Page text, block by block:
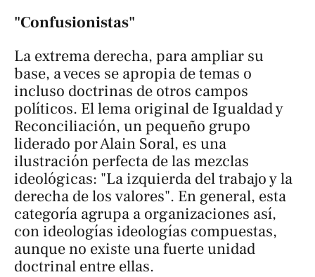
"Confusionistas"
La extrema derecha, para ampliar su
base, a veces se apropia de temas o
incluso doctrinas de otros campos
políticos. El lema original de Igualdad y
Reconciliación, un pequeño grupo
liderado por Alain Soral, es una
ilustración perfecta de las mezclas
ideológicas: "La izquierda deltrabajoy la
derecha de los valores". En general, esta
categoría agrupa a organizaciones así,
con ideologías ideologías compuestas,
aunque no existe una fuerte unidad
doctrinal entre ellas.